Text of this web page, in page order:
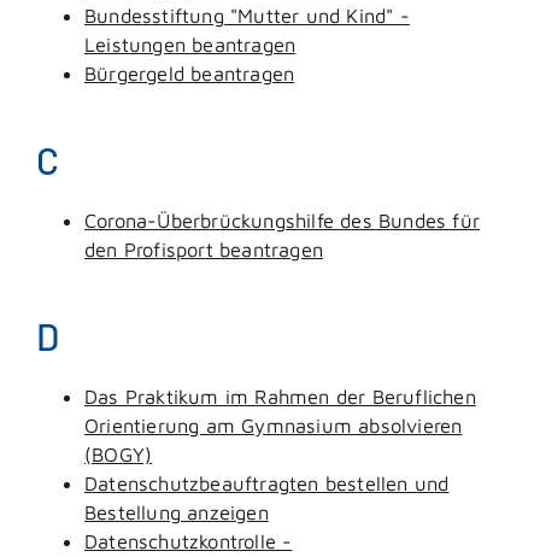
Bundesstiftung "Mutter und Kind" -
Leistungen beantragen
Bürgergeld beantragen
C
Corona-Überbrückungshilfe des Bundes für
den Profisport beantragen
D
Das Praktikum im Rahmen der Beruflichen
Orientierung am Gymnasium absolvieren
(BOGY)
Datenschutzbeauftragten bestellen und
Bestellung anzeigen
Datenschutzkontrolle -